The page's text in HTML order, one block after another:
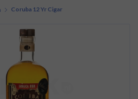
Coruba 12 Yr Cigar